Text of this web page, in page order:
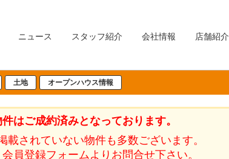
ニュース スタッフ紹介 会社情報 店舗紹介
土地 オープンハウス情報
はご成約済みとなっております。
載されていない物件も多数ございます。
員登録フォームよりお問合せ下さい。